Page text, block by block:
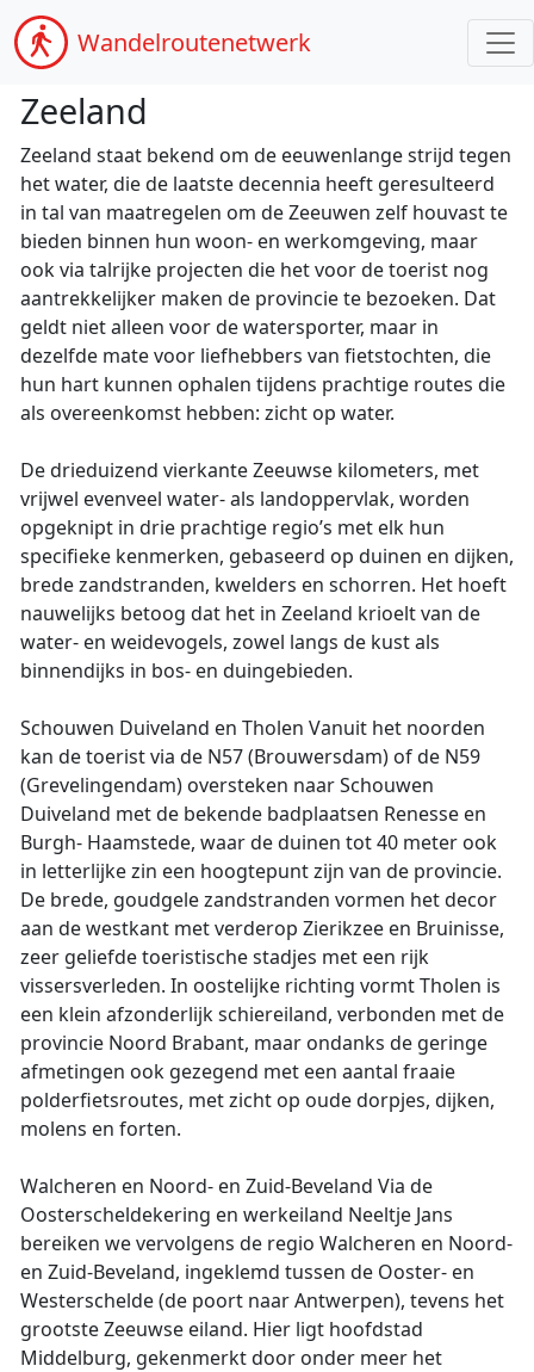
Wandelroutenetwerk
Zeeland
Zeeland staat bekend om de eeuwenlange strijd tegen
het water, die de laatste decennia heeft geresulteerd
in tal van maatregelen om de Zeeuwen zelf houvast te
bieden binnen hun woon- en werkomgeving, maar
ook via talrijke projecten die het voor de toerist nog
aantrekkelijker maken de provincie te bezoeken. Dat
geldt niet alleen voor de watersporter, maar in
dezelfde mate voor liefhebbers van fietstochten, die
hun hart kunnen ophalen tijdens prachtige routes die
als overeenkomst hebben: zicht op water.
De drieduizend vierkante Zeeuwse kilometers, met
vrijwel evenveel water- als landoppervlak, worden
opgeknipt in drie prachtige regio’s met elk hun
specifieke kenmerken, gebaseerd op duinen en dijken,
brede zandstranden, kwelders en schorren. Het hoeft
nauwelijks betoog dat het in Zeeland krioelt van de
water- en weidevogels, zowel langs de kust als
binnendijks in bos- en duingebieden.
Schouwen Duiveland en Tholen Vanuit het noorden
kan de toerist via de N57 (Brouwersdam) of de N59
(Grevelingendam) oversteken naar Schouwen
Duiveland met de bekende badplaatsen Renesse en
Burgh- Haamstede, waar de duinen tot 40 meter ook
in letterlijke zin een hoogtepunt zijn van de provincie.
De brede, goudgele zandstranden vormen het decor
aan de westkant met verderop Zierikzee en Bruinisse,
zeer geliefde toeristische stadjes met een rijk
vissersverleden. In oostelijke richting vormt Tholen is
een klein afzonderlijk schiereiland, verbonden met de
provincie Noord Brabant, maar ondanks de geringe
afmetingen ook gezegend met een aantal fraaie
polderfietsroutes, met zicht op oude dorpjes, dijken,
molens en forten.
Walcheren en Noord- en Zuid-Beveland Via de
Oosterscheldekering en werkeiland Neeltje Jans
bereiken we vervolgens de regio Walcheren en Noord-
en Zuid-Beveland, ingeklemd tussen de Ooster- en
Westerschelde (de poort naar Antwerpen), tevens het
grootste Zeeuwse eiland. Hier ligt hoofdstad
Middelburg, gekenmerkt door onder meer het